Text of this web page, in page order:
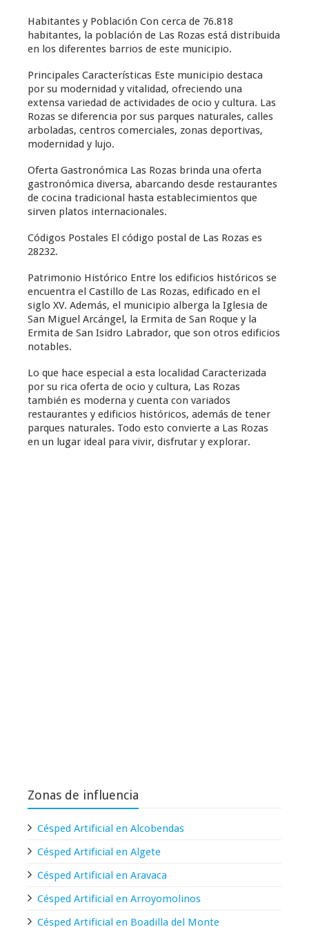
Habitantes y Población Con cerca de 76.818
habitantes, la población de Las Rozas está distribuida
en los diferentes barrios de este municipio.
Principales Características Este municipio destaca
por su modernidad y vitalidad, ofreciendo una
extensa variedad de actividades de ocio y cultura. Las
Rozas se diferencia por sus parques naturales, calles
arboladas, centros comerciales, zonas deportivas,
modernidad y lujo.
Oferta Gastronómica Las Rozas brinda una oferta
gastronómica diversa, abarcando desde restaurantes
de cocina tradicional hasta establecimientos que
sirven platos internacionales.
Códigos Postales El código postal de Las Rozas es
28232.
Patrimonio Histórico Entre los edificios históricos se
encuentra el Castillo de Las Rozas, edificado en el
siglo XV. Además, el municipio alberga la Iglesia de
San Miguel Arcángel, la Ermita de San Roque y la
Ermita de San Isidro Labrador, que son otros edificios
notables.
Lo que hace especial a esta localidad Caracterizada
por su rica oferta de ocio y cultura, Las Rozas
también es moderna y cuenta con variados
restaurantes y edificios históricos, además de tener
parques naturales. Todo esto convierte a Las Rozas
en un lugar ideal para vivir, disfrutar y explorar.
Zonas de influencia
Césped Artificial en Alcobendas
Césped Artificial en Algete
Césped Artificial en Aravaca
Césped Artificial en Arroyomolinos
Césped Artificial en Boadilla del Monte